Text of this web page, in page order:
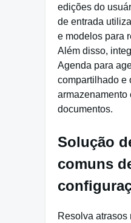
edições do
de entrada
e modelos para
Além disso,
Agenda para
compartilhado e
armazenamento
documentos.
Solução
comuns
Resolva atrasos